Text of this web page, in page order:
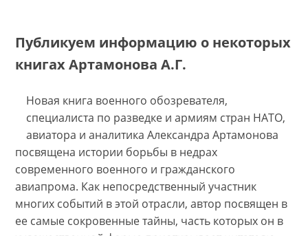
Публикуем информацию о некоторых
книгах Артамонова А.Г.
Новая книга военного обозревателя,
специалиста по разведке и армиям стран НАТО,
авиатора и аналитика Александра Артамонова
посвящена истории борьбы в недрах
современного военного и гражданского
авиапрома. Как непосредственный участник
многих событий в этой отрасли, автор посвящен в
ее самые сокровенные тайны, часть которых он в